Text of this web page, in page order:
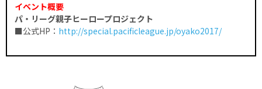
イベント概要
パ・リーグ親子ヒーロープロジェクト
■公式HP： http://special.pacificleague.jp/oyako2017/